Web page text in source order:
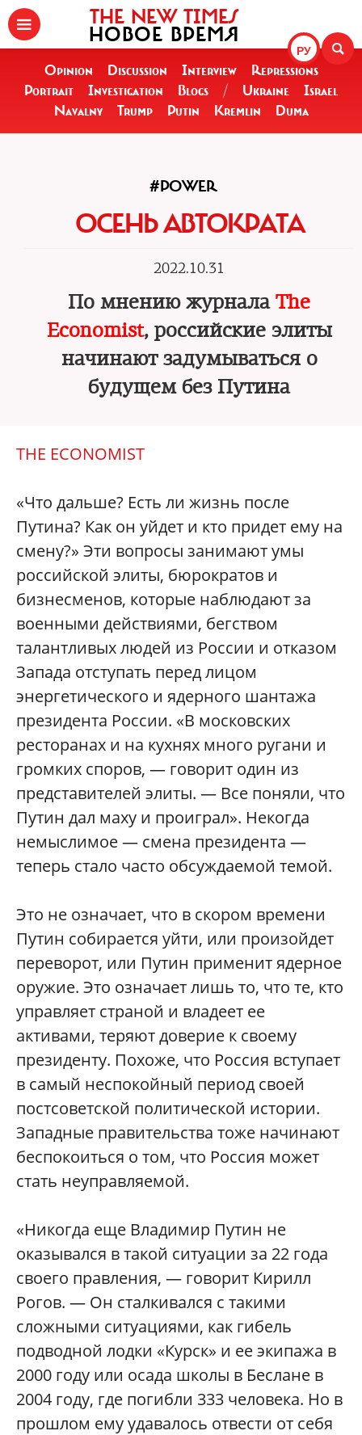
РУ
THE NEW TIMES
НОВОЕ ВРЕМЯ
Opinion Discussion Interview
Repressions
Portrait
Investigation Blogs / Ukraine
Israel
Navalny
Trump Putin Kremlin Duma
#POWER
ОСЕНЬ АВТОКРАТА
2022.10.31
По мнению журнала The
Economist, российские элиты
начинают задумываться о
будущем без Путина
THE ECONOMIST
«Что дальше? Есть ли жизнь после
Путина? Как он уйдет и кто придет ему на
смену?» Эти вопросы занимают умы
российской элиты, бюрократов и
бизнесменов, которые наблюдают за
военными действиями, бегством
талантливых людей из России и отказом
Запада отступать перед лицом
энергетического и ядерного шантажа
президента России. «В московских
ресторанах и на кухнях много ругани и
громких споров, — говорит один из
представителей элиты. — Все поняли, что
Путин дал маху и проиграл». Некогда
немыслимое — смена президента —
теперь стало часто обсуждаемой темой.
Это не означает, что в скором времени
Путин собирается уйти, или произойдет
переворот, или Путин применит ядерное
оружие. Это означает лишь то, что те, кто
управляет страной и владеет ее
активами, теряют доверие к своему
президенту. Похоже, что Россия вступает
в самый неспокойный период своей
постсоветской политической истории.
Западные правительства тоже начинают
беспокоиться о том, что Россия может
стать неуправляемой.
«Никогда еще Владимир Путин не
оказывался в такой ситуации за 22 года
своего правления, — говорит Кирилл
Рогов. — Он сталкивался с такими
сложными ситуациями, как гибель
подводной лодки «Курск» и ее экипажа в
2000 году или осада школы в Беслане в
2004 году, где погибли 333 человека. Но в
прошлом ему удавалось отвести от себя